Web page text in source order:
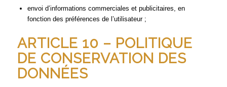
envoi d’informations commerciales et publicitaires, en
fonction des préférences de l’utilisateur ;
ARTICLE 10 – POLITIQUE
DE CONSERVATION DES
DONNÉES